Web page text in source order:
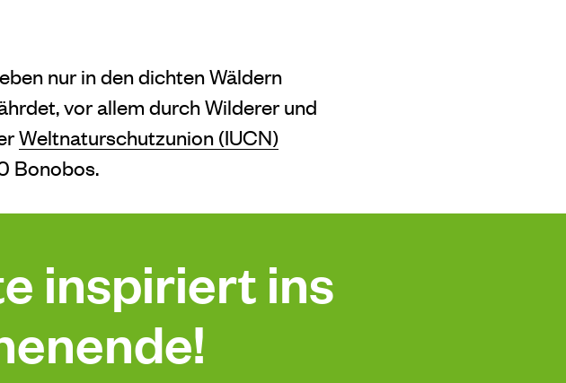
nur in den dichten Wäldern
vor allem durch Wilderer und
Weltnaturschutzunion (IUCN)
Bonobos.
inspiriert ins